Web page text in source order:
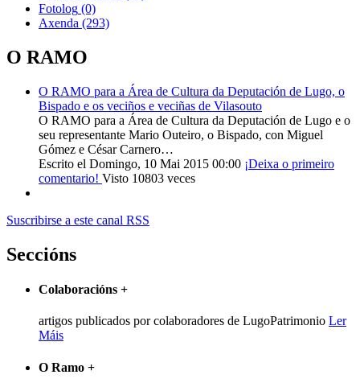
Fotolog (0)
Axenda (293)
O RAMO
O RAMO para a Área de Cultura da Deputación de Lugo, o
Bispado e os veciños e veciñas de Vilasouto
O RAMO para a Área de Cultura da Deputación de Lugo e o
seu representante Mario Outeiro, o Bispado, con Miguel
Gómez e César Carnero…
Escrito el Domingo, 10 Mai 2015 00:00 ¡Deixa o primeiro
comentario! Visto 10803 veces
Suscribirse a este canal RSS
Seccións
Colaboracións +
artigos publicados por colaboradores de LugoPatrimonio Ler
Máis
O Ramo +